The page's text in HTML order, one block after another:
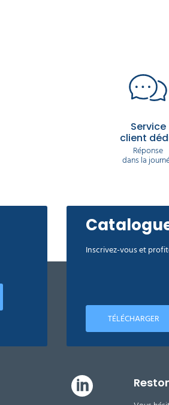
Service
client
Réponse
dans la
Inscrivez-vous et
TÉLÉCHARGER